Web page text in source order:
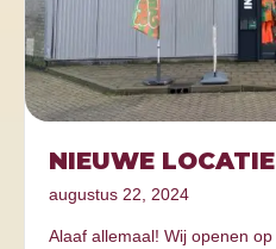
NIEUWE LOCATIE
augustus 22, 2024
Alaaf allemaal! Wij openen